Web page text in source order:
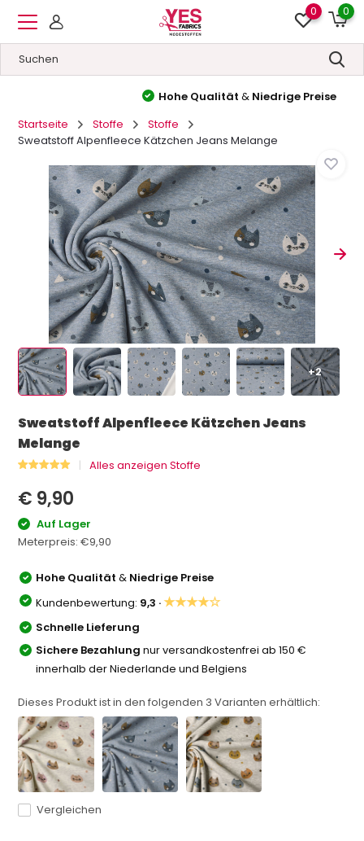
0 0
Hohe Qualität&Niedrige Preise
Startseite
Stoffe
Stoffe
Sweatstoff Alpenfleece Kätzchen Jeans Melange
+2
Sweatstoff Alpenfleece Kätzchen Jeans
Melange
Alles anzeigen Stoffe
€ 9,90
Auf Lager
Meterpreis:€9,90
Hohe Qualität& Niedrige Preise
Kundenbewertung: 9,3 ·★★★★☆
Schnelle Lieferung
Sichere Bezahlung nur versandkostenfrei ab 150 €
innerhalb der Niederlande und Belgiens
Dieses Produkt ist in den folgenden 3 Varianten erhältlich:
Vergleichen